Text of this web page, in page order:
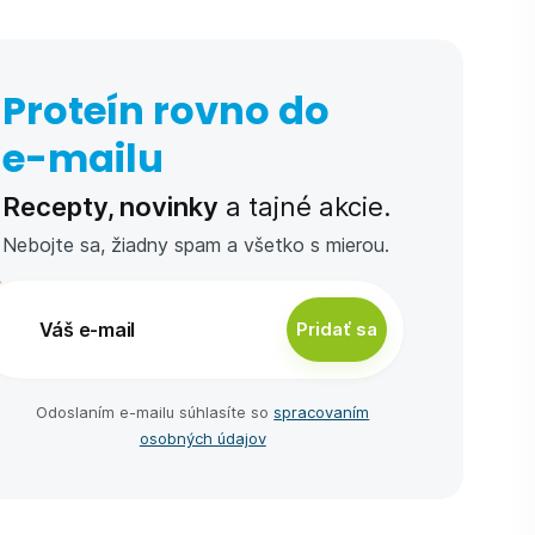
Proteín rovno do
e-⁠mailu
Recepty, novinky a tajné akcie.
Nebojte sa, žiadny spam a všetko s mierou.
Pridať sa
Odoslaním e-⁠mailu súhlasíte sospracovaním
osobných údajov